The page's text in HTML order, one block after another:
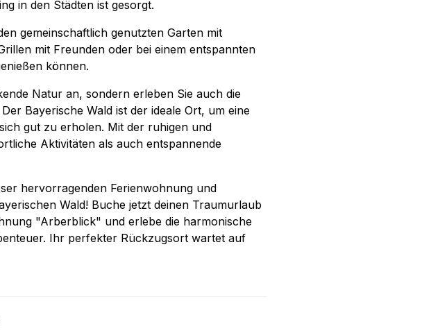
in den Städten ist gesorgt.
gemeinschaftlich genutzten Garten mit
mit Freunden oder bei einem entspannten
können.
Natur an, sondern erleben Sie auch die
Bayerische Wald ist der ideale Ort, um eine
gut zu erholen. Mit der ruhigen und
Aktivitäten als auch entspannende
hervorragenden Ferienwohnung und
Wald! Buche jetzt deinen Traumurlaub
"Arberblick" und erlebe die harmonische
Ihr perfekter Rückzugsort wartet auf